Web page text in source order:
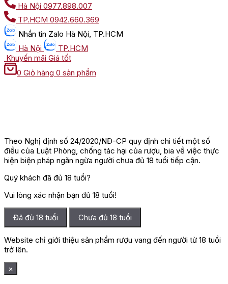
Hà Nội 0977.898.007
TP.HCM 0942.660.369
Nhắn tin Zalo Hà Nội, TP.HCM
Hà Nội
TP.HCM
Khuyến mãi Giá tốt
0 Giỏ hàng 0 sản phẩm
Theo Nghị định số 24/2020/NĐ-CP quy định chi tiết một số
điều của Luật Phòng, chống tác hại của rượu, bia về việc thực
hiện biện pháp ngăn ngừa người chưa đủ 18 tuổi tiếp cận.
Quý khách đã đủ 18 tuổi?
Vui lòng xác nhận bạn đủ 18 tuổi!
Đã đủ 18 tuổi Chưa đủ 18 tuổi
Website chỉ giới thiệu sản phẩm rượu vang đến người từ 18 tuổi
trở lên.
×